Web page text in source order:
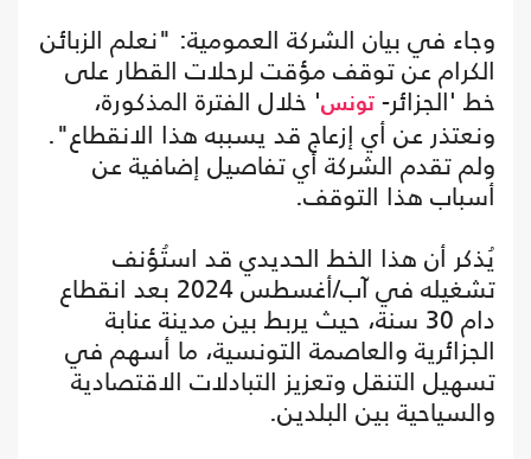
وجاء في بيان الشركة العمومية: "نعلم الزبائن
الكرام عن توقف مؤقت لرحلات القطار على
خط 'الجزائر- تونس' خلال الفترة المذكورة،
ونعتذر عن أي إزعاج قد يسببه هذا الانقطاع".
ولم تقدم الشركة أي تفاصيل إضافية عن
أسباب هذا التوقف.
يُذكر أن هذا الخط الحديدي قد استُؤنف
تشغيله في آب/أغسطس 2024 بعد انقطاع
دام 30 سنة، حيث يربط بين مدينة عنابة
الجزائرية والعاصمة التونسية، ما أسهم في
تسهيل التنقل وتعزيز التبادلات الاقتصادية
والسياحية بين البلدين.